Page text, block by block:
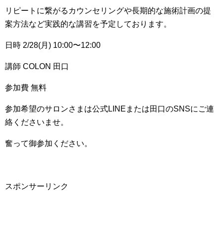
リピートに繋がるカウンセリングや長期的な施術計画の提
案方法など実践的な講習を予定しております。
日時 2/28(月) 10:00〜12:00
講師 COLON 田口
参加費 無料
参加希望のサロンさまは公式LINEまたは田口のSNSにご連
絡くださいませ。
奮って御参加ください。
スポンサーリンク